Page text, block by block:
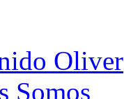
Oliver
Somos